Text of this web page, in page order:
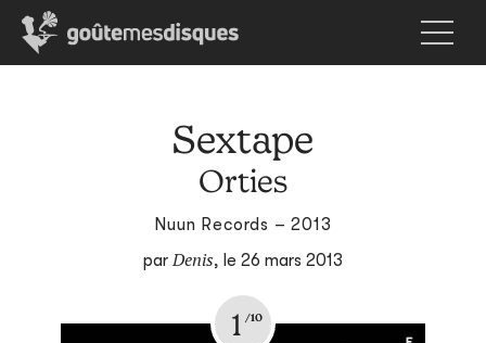
Sextape
Orties
Nuun Records – 2013
parDenis, le 26 mars 2013
1